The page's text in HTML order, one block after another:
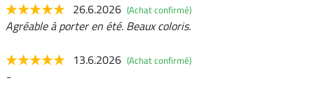
26.6.2026 (Achat confirmé)
Agréable à porter en été. Beaux coloris.
13.6.2026 (Achat confirmé)
-